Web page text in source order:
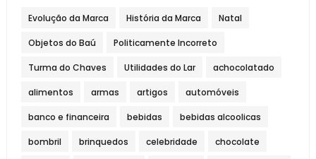
Evolução da Marca História da Marca Natal
Objetos do Baú Politicamente Incorreto
Turma do Chaves Utilidades do Lar achocolatado
alimentos armas artigos automóveis
banco e financeira bebidas bebidas alcoolicas
bombril brinquedos celebridade chocolate